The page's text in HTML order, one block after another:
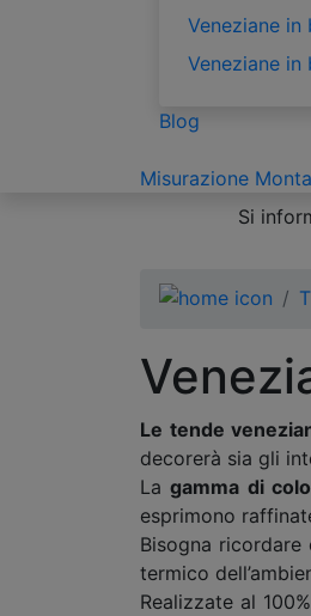
Veneziane in
Veneziane in
Blog
Misurazione
Si
Le tende
decorerà sia gli
Lagamma di
esprimono
Bisogna
termico
Realizzate al